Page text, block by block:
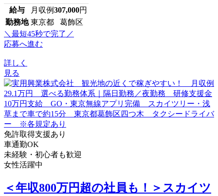
給与 月収例307,000円
勤務地 東京都 葛飾区
＼最短45秒で完了／
応募へ進む
詳しく
見る
免許取得支援あり
車通勤OK
未経験・初心者も歓迎
女性活躍中
＜年収800万円超の社員も！＞スカイツ